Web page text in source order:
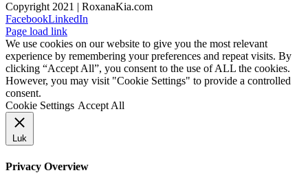
Copyright 2021 | RoxanaKia.com
FacebookLinkedIn
Page load link
We use cookies on our website to give you the most relevant
experience by remembering your preferences and repeat visits. By
clicking “Accept All”, you consent to the use of ALL the cookies.
However, you may visit "Cookie Settings" to provide a controlled
consent.
Cookie Settings Accept All
Luk
Privacy Overview